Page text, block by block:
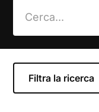
Filtra la ricerca